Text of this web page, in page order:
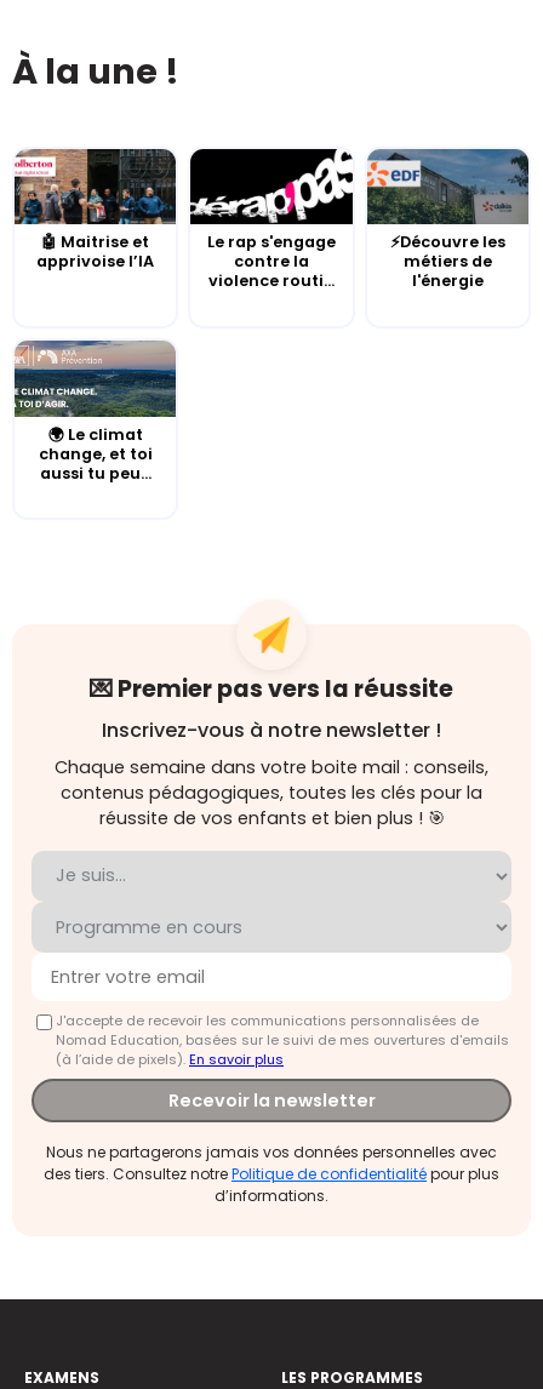
À la une !
🤖 Maitrise et
apprivoise l’IA
Le rap s'engage
contre la
violence routi...
⚡Découvre les
métiers de
l'énergie
🌍 Le climat
change, et toi
aussi tu peu...
💌 Premier pas vers la réussite
Inscrivez-vous à notre newsletter !
Chaque semaine dans votre boite mail : conseils,
contenus pédagogiques, toutes les clés pour la
réussite de vos enfants et bien plus ! 🎯
J'accepte de recevoir les communications personnalisées de
Nomad Education, basées sur le suivi de mes ouvertures d'emails
(à l’aide de pixels).En savoir plus
Recevoir la newsletter
Nous ne partagerons jamais vos données personnelles avec
des tiers. Consultez notrePolitique de confidentialitépour plus
d’informations.
EXAMENS
LES PROGRAMMES